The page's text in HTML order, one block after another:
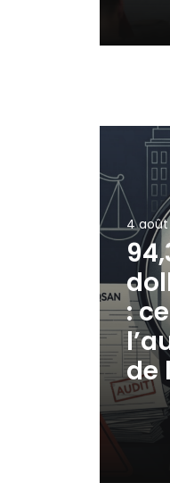
4 août
:
de